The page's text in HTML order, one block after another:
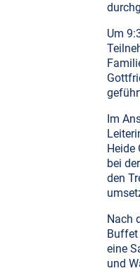
Um
Im
Heide
bei
den
Nach
Buffet
eine
und